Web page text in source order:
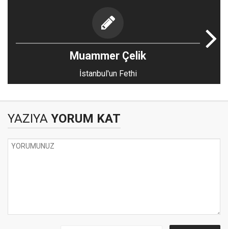
Muammer Çelik
İstanbul'un Fethi
YAZIYA YORUM KAT